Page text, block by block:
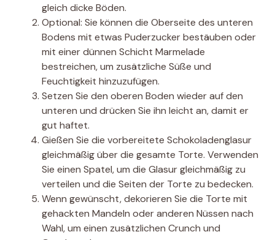
gleich dicke Böden.
Optional: Sie können die Oberseite des unteren
Bodens mit etwas Puderzucker bestäuben oder
mit einer dünnen Schicht Marmelade
bestreichen, um zusätzliche Süße und
Feuchtigkeit hinzuzufügen.
Setzen Sie den oberen Boden wieder auf den
unteren und drücken Sie ihn leicht an, damit er
gut haftet.
Gießen Sie die vorbereitete Schokoladenglasur
gleichmäßig über die gesamte Torte. Verwenden
Sie einen Spatel, um die Glasur gleichmäßig zu
verteilen und die Seiten der Torte zu bedecken.
Wenn gewünscht, dekorieren Sie die Torte mit
gehackten Mandeln oder anderen Nüssen nach
Wahl, um einen zusätzlichen Crunch und